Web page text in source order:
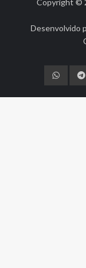
Desenvolvido